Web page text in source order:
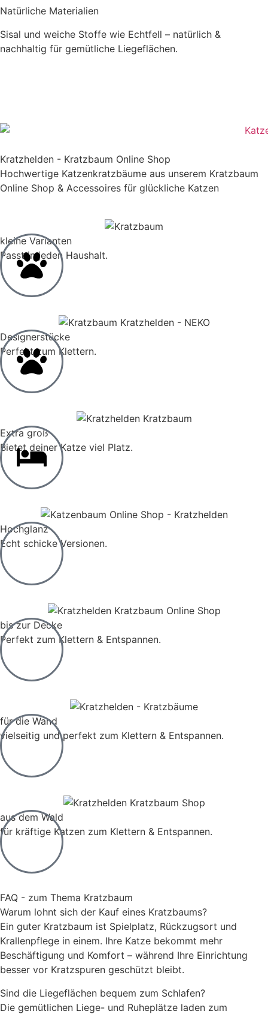
Natürliche Materialien
Sisal und weiche Stoffe wie Echtfell – natürlich &
nachhaltig für gemütliche Liegeflächen.
Kratzhelden - Kratzbaum Online Shop
Hochwertige Katzenkratzbäume aus unserem Kratzbaum
Online Shop & Accessoires für glückliche Katzen
kleine Varianten
Passt in jeden Haushalt.
Designerstücke
Perfekt zum Klettern.
Extra groß
Bietet deiner Katze viel Platz.
Hochglanz
Echt schicke Versionen.
bis zur Decke
Perfekt zum Klettern & Entspannen.
für die Wand
vielseitig und perfekt zum Klettern & Entspannen.
aus dem Wald
für kräftige Katzen zum Klettern & Entspannen.
FAQ - zum Thema Kratzbaum
Warum lohnt sich der Kauf eines Kratzbaums?
Ein guter Kratzbaum ist Spielplatz, Rückzugsort und
Krallenpflege in einem. Ihre Katze bekommt mehr
Beschäftigung und Komfort – während Ihre Einrichtung
besser vor Kratzspuren geschützt bleibt.
Sind die Liegeflächen bequem zum Schlafen?
Die gemütlichen Liege- und Ruheplätze laden zum